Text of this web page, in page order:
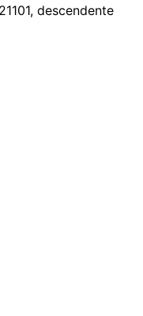
descendente